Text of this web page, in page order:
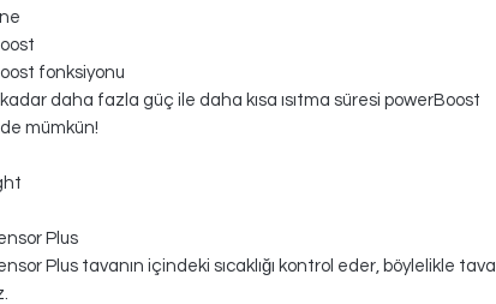
fonksiyonu
daha fazla güç ile daha kısa ısıtma süresi powerBoost
mümkün!
Plus
Plus tavanın içindeki sıcaklığı kontrol eder, böylelikle